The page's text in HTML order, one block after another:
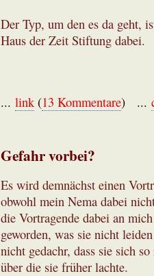
Der Typ, um den es da geht,
Haus der Zeit Stiftung dabei.
... link (13 Kommentare) ...
Gefahr vorbei?
Es wird demnächst einen
obwohl mein Nema dabei
die Vortragende dabei an
geworden, was sie nicht
nicht gedachr, dass sie sich
über die sie früher lachte.